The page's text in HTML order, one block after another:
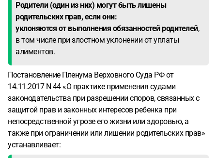
Родители (один из них) могут быть лишены
родительских прав, если они:
уклоняются от выполнения обязанностей родителей,
в том числе при злостном уклонении от уплаты
алиментов.
Постановление Пленума Верховного Суда РФ от
14.11.2017 N 44 «О практике применения судами
законодательства при разрешении споров, связанных с
защитой прав и законных интересов ребенка при
непосредственной угрозе его жизни или здоровью, а
также при ограничении или лишении родительских прав»
устанавливает: